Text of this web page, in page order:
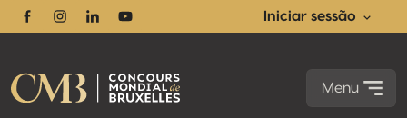
FacebookInstagram
LinkedinYoutube
Iniciar sessão
Menu